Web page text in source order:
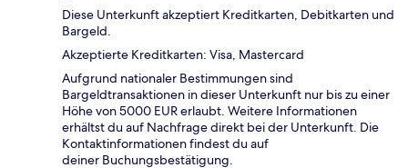
Diese Unterkunft akzeptiert Kreditkarten, Debitkarten und
Bargeld.
Akzeptierte Kreditkarten: Visa, Mastercard
Aufgrund nationaler Bestimmungen sind
Bargeldtransaktionen in dieser Unterkunft nur bis zu einer
Höhe von 5000 EUR erlaubt. Weitere Informationen
erhältst du auf Nachfrage direkt bei der Unterkunft. Die
Kontaktinformationen findest du auf
deiner Buchungsbestätigung.